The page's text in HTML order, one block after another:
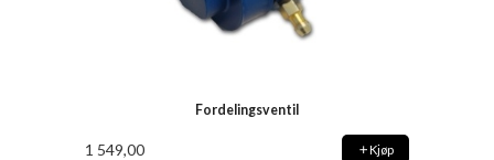
Fordelingsventil
1 549,00 Kjøp